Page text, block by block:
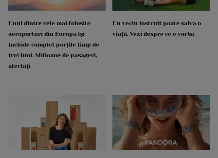
Unul dintre cele mai folosite
aeroporturi din Europa își
închide complet porțile timp de
trei luni. Milioane de pasageri,
afectați
Un vecin instruit poate salva o
viață. Vezi despre ce e vorba